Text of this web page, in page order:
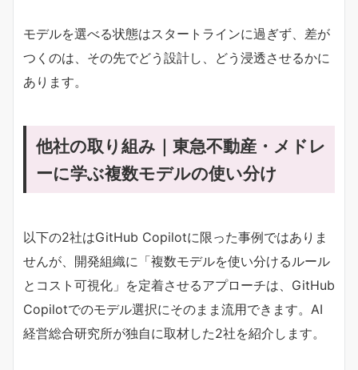
モデルを選べる状態はスタートラインに過ぎず、差が
つくのは、その先でどう設計し、どう浸透させるかに
あります。
他社の取り組み｜東急不動産・メドレ
ーに学ぶ複数モデルの使い分け
以下の2社はGitHub Copilotに限った事例ではありま
せんが、開発組織に「複数モデルを使い分けるルール
とコスト可視化」を定着させるアプローチは、GitHub
Copilotでのモデル選択にそのまま流用できます。AI
経営総合研究所が独自に取材した2社を紹介します。